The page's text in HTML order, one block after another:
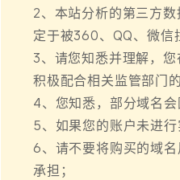
2、本站分析的第三方
定于被360、QQ、微信
3、请您知悉并理解，
积极配合相关监管部门
4、您知悉，部分域名
5、如果您的账户未进
6、请不要将购买的域
承担；